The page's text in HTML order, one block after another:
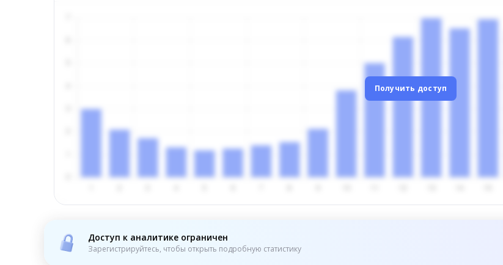
Получить доступ
Доступ к аналитике ограничен
Зарегистрируйтесь, чтобы открыть подробную статистику